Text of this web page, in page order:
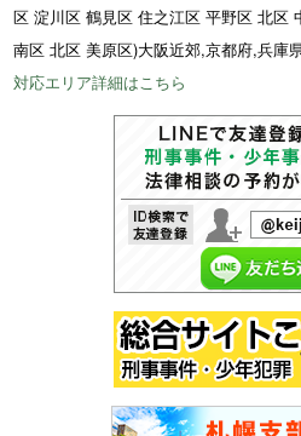
区 淀川区 鶴見区 住之江区 平野区 北区
南区 北区 美原区)大阪近郊,京都府,兵庫
対応エリア詳細はこちら